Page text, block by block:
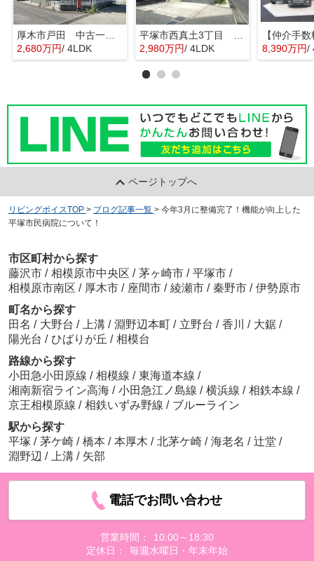
厚木市戸田 中古一戸建て
2,680万円/ 4LDK
2,980万円/ 4LDK 8,390万円/
ページトップへ
リビングボイスTOP > ブログ記事一覧 > 今年3月に整備完了！機能が向上した
平塚市民病院について！
市区町村から探す
藤沢市 / 相模原市中央区 / 茅ヶ崎市 / 平塚市 /
相模原市南区 / 厚木市 / 座間市 / 綾瀬市 / 秦野市 / 伊勢原市
町名から探す
田名 / 大野台 / 上溝 / 淵野辺本町 / 立野台 / 香川 / 大鋸 /
陽光台 / ひばりが丘 / 相模台
路線から探す
小田急小田原線 / 相模線 / 東海道本線 /
湘南新宿ライン高海 / 小田急江ノ島線 / 横浜線 / 相鉄本線 /
京王相模原線 / 相鉄いずみ野線 / ブルーライン
駅から探す
平塚 / 茅ケ崎 / 橋本 / 本厚木 / 北茅ケ崎 / 海老名 / 辻堂 /
淵野辺 / 上溝 / 矢部
電話でお問い合わせ
営業時間：
10:00～18:30
定休日：
毎週水曜日・年末年始